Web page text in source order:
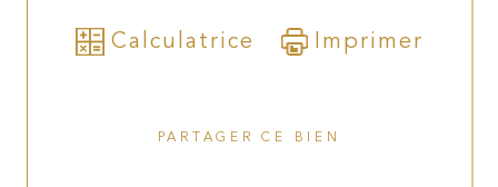
Calculatrice
Imprimer
PARTAGER CE BIEN